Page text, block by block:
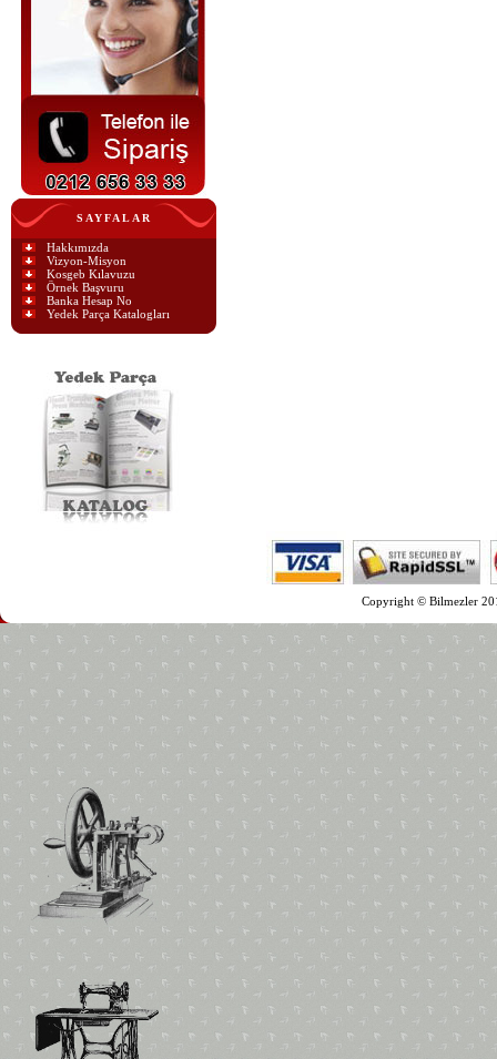
SAYFALAR
Hakkımızda
Vizyon-Misyon
Kosgeb Kılavuzu
Örnek Başvuru
Banka Hesap No
Yedek Parça Katalogları
Copyright © Bilmezler